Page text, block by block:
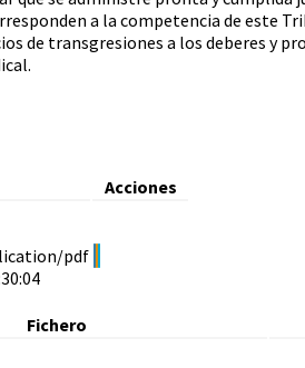
a la competencia de este
de transgresiones a los deberes y
Acciones
pdf
Fichero